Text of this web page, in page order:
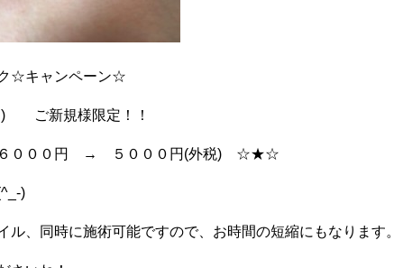
☆キャンペーン☆
) ご新規様限定！！
００円 → ５０００円(外税) ☆★☆
)
ル、同時に施術可能ですので、お時間の短縮にもなります。